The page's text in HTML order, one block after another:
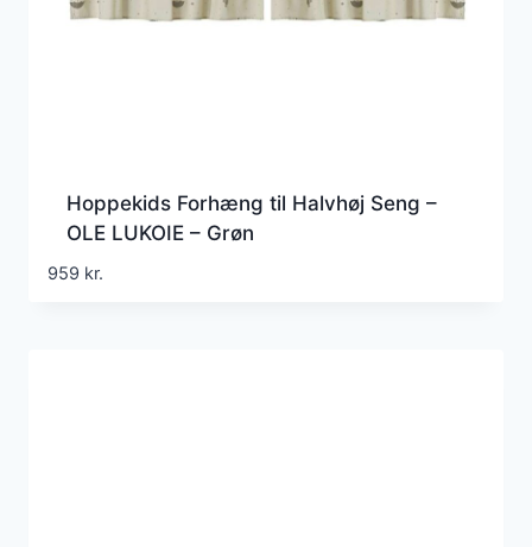
Hoppekids Forhæng til Halvhøj Seng –
OLE LUKOIE – Grøn
959 kr.